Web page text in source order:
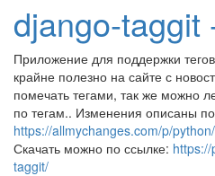
django-taggit
Приложение для поддержки
крайне полезно на сайте с
помечать тегами, так же можно
по тегам.. Изменения описаны
https://allmychanges.com/p/
Скачать можно по ссылке:
taggit/